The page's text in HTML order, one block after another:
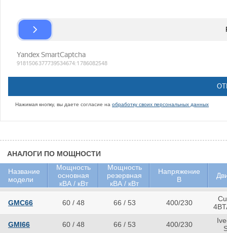
Нажимая кнопку, вы даете согласие на обработку своих персональных данных
АНАЛОГИ ПО МОЩНОСТИ
Название
модели
Мощность
основная
кВА / кВт
Мощность
резервная
кВА / кВт
Напряжение
В
GMC66 60 / 48 66 / 53 400/230
GMI66 60 / 48 66 / 53 400/230